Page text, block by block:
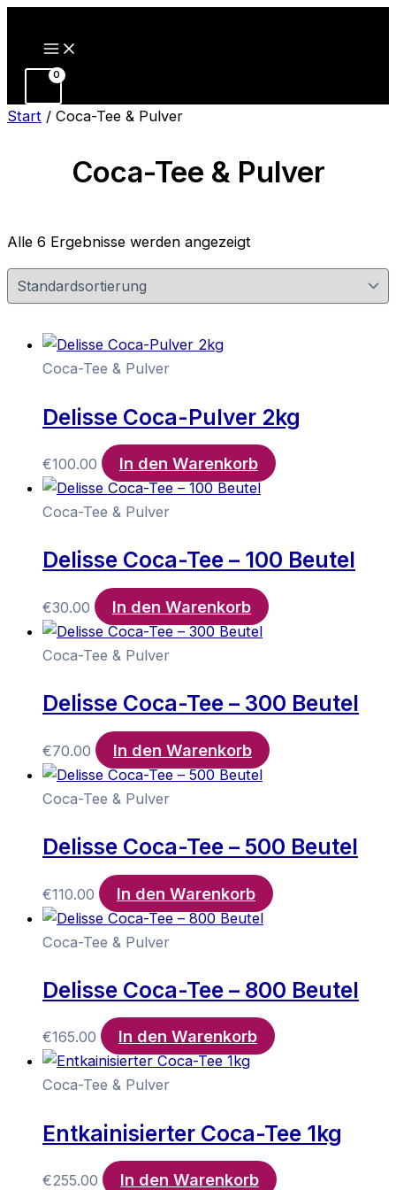
Inhalt
springen
Start / Coca-Tee & Pulver
Coca-Tee & Pulver
Alle 6 Ergebnisse werden angezeigt
Coca-Tee & Pulver
Delisse Coca-Pulver 2kg
€100.00 In den Warenkorb
Coca-Tee & Pulver
Delisse Coca-Tee – 100 Beutel
€30.00 In den Warenkorb
Coca-Tee & Pulver
Delisse Coca-Tee – 300 Beutel
€70.00 In den Warenkorb
Coca-Tee & Pulver
Delisse Coca-Tee – 500 Beutel
€110.00 In den Warenkorb
Coca-Tee & Pulver
Delisse Coca-Tee – 800 Beutel
€165.00 In den Warenkorb
Coca-Tee & Pulver
Entkainisierter Coca-Tee 1kg
€255.00 In den Warenkorb